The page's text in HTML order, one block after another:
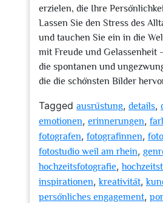
erzielen, die Ihre
Lassen Sie den Stress des
und tauchen Sie ein in die
mit Freude und Gelassenheit
die spontanen und
die die schönsten Bilder
Tagged ausrüstung, details,
emotionen, erinnerungen,
fotografen, fotografinnen,
fotostudio weil am rhein,
hochzeitsfotografie,
inspirationen,kreativität,
persönliches engagement,